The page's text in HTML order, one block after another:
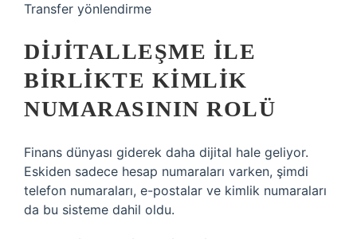
Transfer yönlendirme
DIJITALLEŞME ILE
BIRLIKTE KIMLIK
NUMARASININ ROLÜ
Finans dünyası giderek daha dijital hale geliyor.
Eskiden sadece hesap numaraları varken, şimdi
telefon numaraları, e-postalar ve kimlik numaraları
da bu sisteme dahil oldu.